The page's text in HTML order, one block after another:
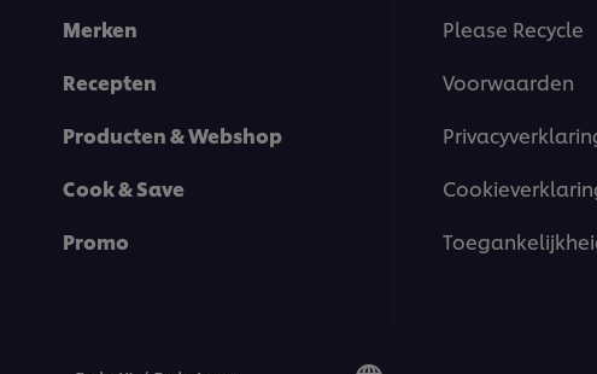
Merken
Recepten
Producten & Webshop
Cook & Save
Promo
Please Recycle
Voorwaarden